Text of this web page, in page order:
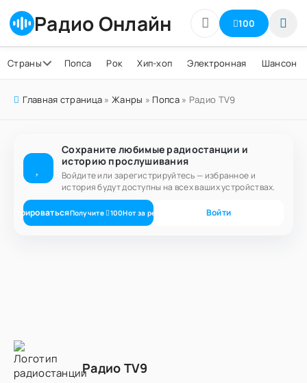
Радио Онлайн 100
Страны Попса Рок Хип-хоп Электронная Шансон
Главная страница »Жанры » Попса» Радио TV9
Сохраните любимые радиостанции и
историю прослушивания
Войдите или зарегистрируйтесь — избранное и
история будут доступны на всех ваших устройствах.
Получите 100Нот за регистрацию Войти
Радио TV9